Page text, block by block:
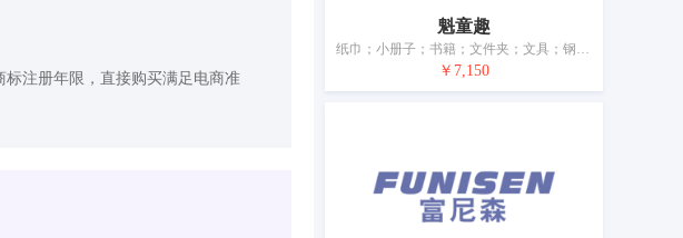
标注册年限，直接购买满足电商准
魁童趣
纸巾；小册子；书籍；文件夹；文具；钢笔；地球仪；小黑板；数学教具；黑板擦
￥7,150